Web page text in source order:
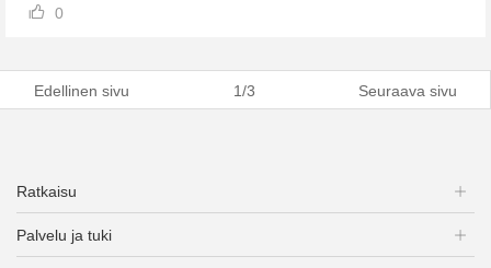
 0
Edellinen sivu 1/3 Seuraava sivu
Ratkaisu
Palvelu ja tuki